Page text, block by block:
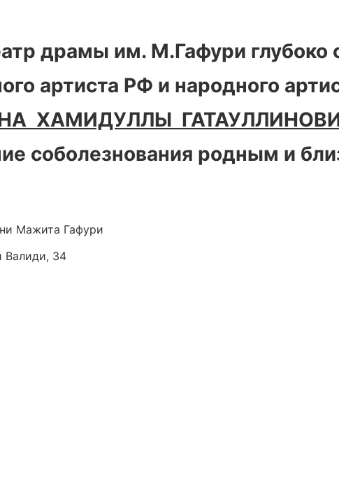
драмы им. М.Гафури глубоко
артиста РФ и народного
ХАМИДУЛЛЫ
соболезнования родным и
Мажита Гафури
Валиди, 34